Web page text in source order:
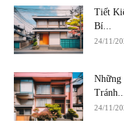
Tiết
Bí...
24/11/
Những
Tránh...
24/11/